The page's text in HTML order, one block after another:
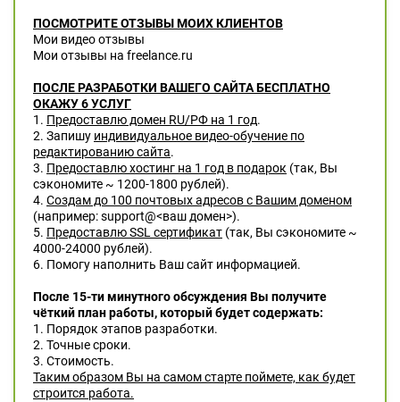
ПОСМОТРИТЕ ОТЗЫВЫ МОИХ КЛИЕНТОВ
Мои видео отзывы
Мои отзывы на freelance.ru
ПОСЛЕ РАЗРАБОТКИ ВАШЕГО САЙТА БЕСПЛАТНО
ОКАЖУ 6 УСЛУГ
1. Предоставлю домен RU/РФ на 1 год.
2. Запишу индивидуальное видео-обучение по
редактированию сайта.
3. Предоставлю хостинг на 1 год в подарок (так, Вы
сэкономите ~ 1200-1800 рублей).
4. Создам до 100 почтовых адресов с Вашим доменом
(например: support@<ваш домен>).
5. Предоставлю SSL сертификат (так, Вы сэкономите ~
4000-24000 рублей).
6. Помогу наполнить Ваш сайт информацией.
После 15-ти минутного обсуждения Вы получите
чёткий план работы, который будет содержать:
1. Порядок этапов разработки.
2. Точные сроки.
3. Стоимость.
Таким образом Вы на самом старте поймете, как будет
строится работа.